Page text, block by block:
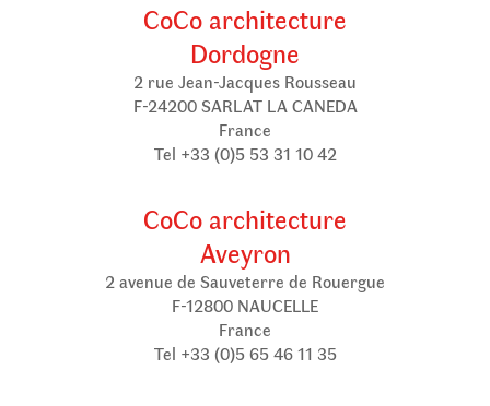
CoCo architecture
Dordogne
2 rue Jean-Jacques Rousseau
F-24200 SARLAT LA CANEDA
France
Tel +33 (0)5 53 31 10 42
CoCo architecture
Aveyron
2 avenue de Sauveterre de Rouergue
F-12800 NAUCELLE
France
Tel +33 (0)5 65 46 11 35